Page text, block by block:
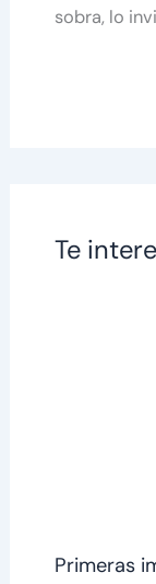
sobra, lo
Te
Primeras